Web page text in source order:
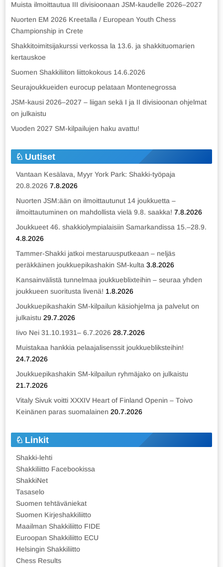
Muista ilmoittautua III divisioonaan JSM-kaudelle 2026–2027
Nuorten EM 2026 Kreetalla / European Youth Chess
Championship in Crete
Shakkitoimitsijakurssi verkossa la 13.6. ja shakkituomarien
kertauskoe
Suomen Shakkiliiton liittokokous 14.6.2026
Seurajoukkueiden eurocup pelataan Montenegrossa
JSM-kausi 2026–2027 – liigan sekä I ja II divisioonan ohjelmat
on julkaistu
Vuoden 2027 SM-kilpailujen haku avattu!
Uutiset
Vantaan Kesälava, Myyr York Park: Shakki-työpaja
20.8.2026 7.8.2026
Nuorten JSM:ään on ilmoittautunut 14 joukkuetta –
ilmoittautuminen on mahdollista vielä 9.8. saakka! 7.8.2026
Joukkueet 46. shakkiolympialaisiin Samarkandissa 15.–28.9.
4.8.2026
Tammer-Shakki jatkoi mestaruusputkeaan – neljäs
peräkkäinen joukkuepikashakin SM-kulta 3.8.2026
Kansainvälistä tunnelmaa joukkueblixteihin – seuraa yhden
joukkueen suoritusta livenä! 1.8.2026
Joukkuepikashakin SM-kilpailun käsiohjelma ja palvelut on
julkaistu 29.7.2026
Iivo Nei 31.10.1931– 6.7.2026 28.7.2026
Muistakaa hankkia pelaajalisenssit joukkuebliksteihin!
24.7.2026
Joukkuepikashakin SM-kilpailun ryhmäjako on julkaistu
21.7.2026
Vitaly Sivuk voitti XXXIV Heart of Finland Openin – Toivo
Keinänen paras suomalainen 20.7.2026
Linkit
Shakki-lehti
Shakkiliitto Facebookissa
ShakkiNet
Tasaselo
Suomen tehtäväniekat
Suomen Kirjeshakkiliitto
Maailman Shakkiliitto FIDE
Euroopan Shakkiliitto ECU
Helsingin Shakkiliitto
Chess Results